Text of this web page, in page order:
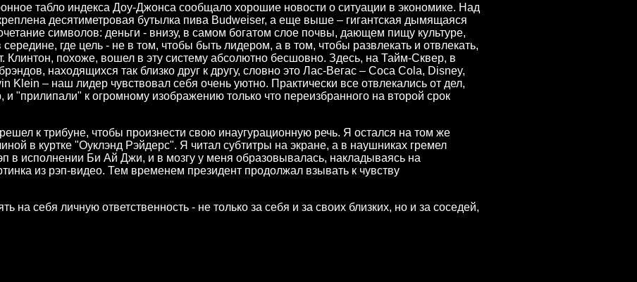
табло индекса Доу-Джонса сообщало хорошие новости о ситуации в экономике. Над
десятиметровая бутылка пива Budweiser, а еще выше – гигантская дымящаяся
символов: деньги - внизу, в самом богатом слое почвы, дающем пищу культуре,
середине, где цель - не в том, чтобы быть лидером, а в том, чтобы развлекать и отвлекать,
Клинтон, похоже, вошел в эту систему абсолютно бесшовно. Здесь, на Тайм-Сквер, в
находящихся так близко друг к другу, словно это Лас-Вегас – Coca Cola, Disney,
Klein – наш лидер чувствовал себя очень уютно. Практически все отвлекались от дел,
"прилипали" к огромному изображению только что переизбранного на второй срок
к трибуне, чтобы произнести свою инаугурационную речь. Я остался на том же
в куртке "Оуклэнд Рэйдерс". Я читал субтитры на экране, а в наушниках гремел
в исполнении Би Ай Джи, и в мозгу у меня образовывалась, накладываясь на
из рэп-видео. Тем временем президент продолжал взывать к чувству
на себя личную ответственность - не только за себя и за своих близких, но и за соседей,